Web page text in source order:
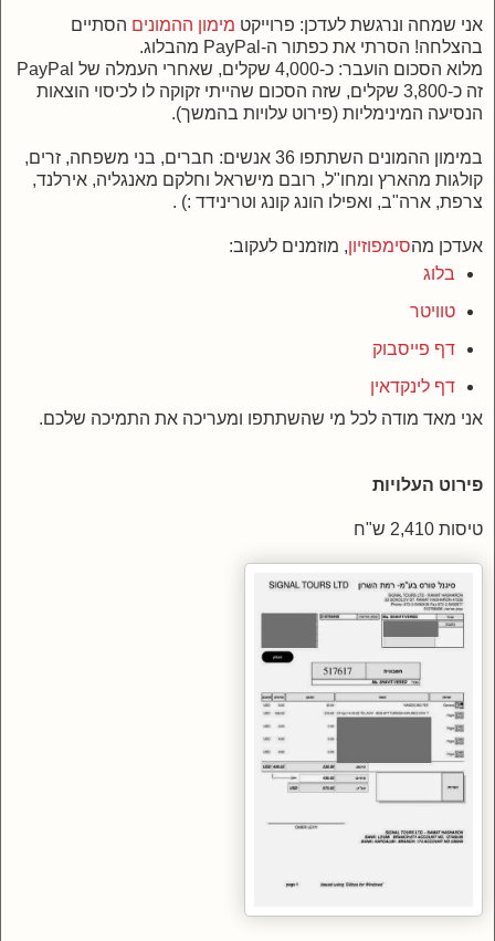
אני שמחה ונרגשת לעדכן: פרוייקט מימון ההמונים הסתיים
בהצלחה! הסרתי את כפתור ה-PayPal מהבלוג.
מלוא הסכום הועבר: כ-4,000 שקלים, שאחרי העמלה של PayPal
זה כ-3,800 שקלים, שזה הסכום שהייתי זקוקה לו לכיסוי הוצאות
הנסיעה המינימליות (פירוט עלויות בהמשך).
במימון ההמונים השתתפו 36 אנשים: חברים, בני משפחה, זרים,
קולגות מהארץ ומחו"ל, רובם מישראל וחלקם מאנגליה, אירלנד,
צרפת, ארה"ב, ואפילו הונג קונג וטרינידד :) .
אעדכן מהסימפוזיון, מוזמנים לעקוב:
בלוג
טוויטר
דף פייסבוק
דף לינקדאין
אני מאד מודה לכל מי שהשתתפו ומעריכה את התמיכה שלכם.
פירוט העלויות
טיסות 2,410 ש"ח